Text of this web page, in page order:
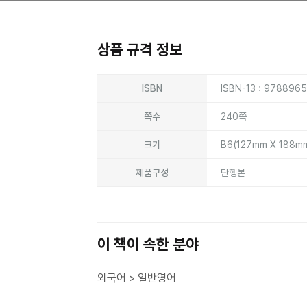
상품 규격 정보
ISBN ISBN-13 :
쪽수 240쪽
크기 B6(127mm X
제품구성 단행본
이 책이 속한 분야
외국어 > 일반영어